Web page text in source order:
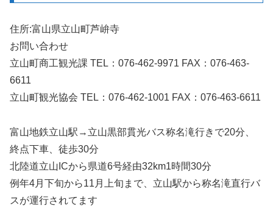
住所:富山県立山町芦峅寺
お問い合わせ
立山町商工観光課 TEL：076-462-9971 FAX：076-463-
6611
立山町観光協会 TEL：076-462-1001 FAX：076-463-6611
富山地鉄立山駅→立山黒部貫光バス称名滝行きで20分、
終点下車、徒歩30分
北陸道立山ICから県道6号経由32km1時間30分
例年4月下旬から11月上旬まで、立山駅から称名滝直行バ
スが運行されてます